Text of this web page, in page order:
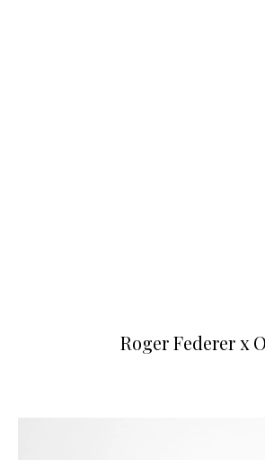
Roger Federer x